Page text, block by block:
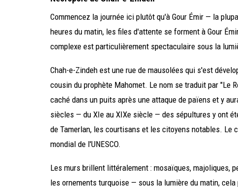
Commencez la journée ici plutôt qu'à Gour Émir — la
heures du matin, les files d'attente se forment à Gour
complexe est particulièrement spectaculaire sous la
Chah-e-Zindeh est une rue de mausolées qui s'est
cousin du prophète Mahomet. Le nom se traduit par "Le
caché dans un puits après une attaque de païens et y
siècles — du XIe au XIXe siècle — des sépultures y ont
de Tamerlan, les courtisans et les citoyens notables.
mondial de l'UNESCO.
Les murs brillent littéralement : mosaïques, majoliques,
les ornements turquoise — sous la lumière du matin,